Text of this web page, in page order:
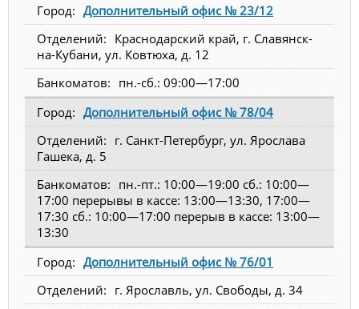
Дополнительный офис № 23/12
Краснодарский край, г. Славянск-
на-Кубани, ул. Ковтюха, д. 12
пн.-сб.: 09:00—17:00
Дополнительный офис № 78/04
г. Санкт-Петербург, ул. Ярослава
Гашека, д. 5
пн.-пт.: 10:00—19:00 сб.: 10:00—
17:00 перерывы в кассе: 13:00—13:30, 17:00—
17:30 сб.: 10:00—17:00 перерыв в кассе: 13:00—
13:30
Дополнительный офис № 76/01
г. Ярославль, ул. Свободы, д. 34